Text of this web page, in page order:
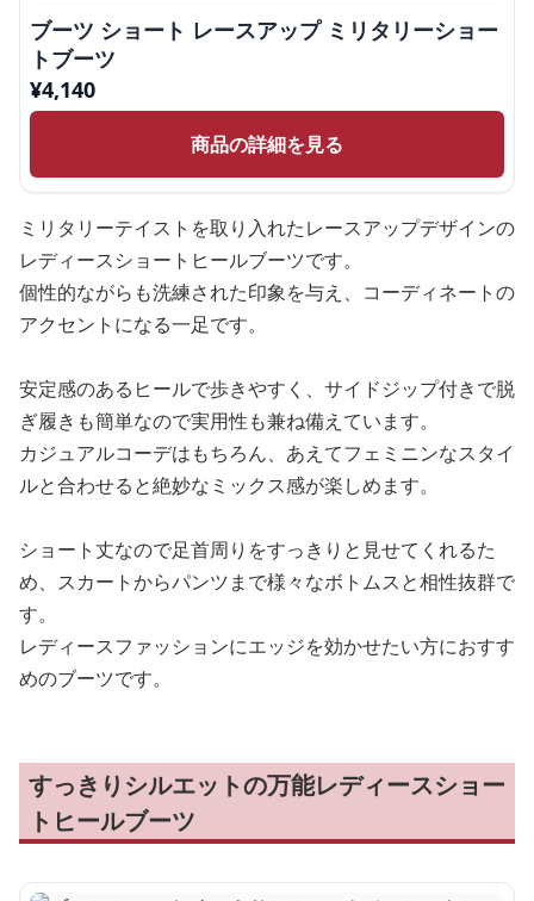
ブーツ ショート レースアップ ミリタリーショー
トブーツ
¥4,140
商品の詳細を見る
ミリタリーテイストを取り入れたレースアップデザインの
レディースショートヒールブーツです。
個性的ながらも洗練された印象を与え、コーディネートの
アクセントになる一足です。
安定感のあるヒールで歩きやすく、サイドジップ付きで脱
ぎ履きも簡単なので実用性も兼ね備えています。
カジュアルコーデはもちろん、あえてフェミニンなスタイ
ルと合わせると絶妙なミックス感が楽しめます。
ショート丈なので足首周りをすっきりと見せてくれるた
め、スカートからパンツまで様々なボトムスと相性抜群で
す。
レディースファッションにエッジを効かせたい方におすす
めのブーツです。
すっきりシルエットの万能レディースショー
トヒールブーツ